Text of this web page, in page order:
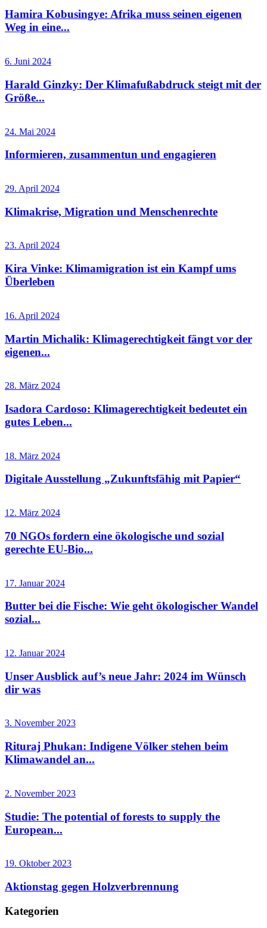
Hamira Kobusingye: Afrika muss seinen eigenen
Weg in eine...
6. Juni 2024
Harald Ginzky: Der Klimafußabdruck steigt mit der
Größe...
24. Mai 2024
Informieren, zusammentun und engagieren
29. April 2024
Klimakrise, Migration und Menschenrechte
23. April 2024
Kira Vinke: Klimamigration ist ein Kampf ums
Überleben
16. April 2024
Martin Michalik: Klimagerechtigkeit fängt vor der
eigenen...
28. März 2024
Isadora Cardoso: Klimagerechtigkeit bedeutet ein
gutes Leben...
18. März 2024
Digitale Ausstellung „Zukunftsfähig mit Papier“
12. März 2024
70 NGOs fordern eine ökologische und sozial
gerechte EU-Bio...
17. Januar 2024
Butter bei die Fische: Wie geht ökologischer Wandel
sozial...
12. Januar 2024
Unser Ausblick auf’s neue Jahr: 2024 im Wünsch
dir was
3. November 2023
Rituraj Phukan: Indigene Völker stehen beim
Klimawandel an...
2. November 2023
Studie: The potential of forests to supply the
European...
19. Oktober 2023
Aktionstag gegen Holzverbrennung
Kategorien